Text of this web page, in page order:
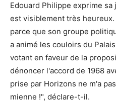
Edouard Philippe exprime
est visiblement très
parce que son groupe
a animé les couloirs du
votant en faveur de la
dénoncer l'accord de 1968
prise par Horizons ne m'a
mienne !", déclare-t-il.